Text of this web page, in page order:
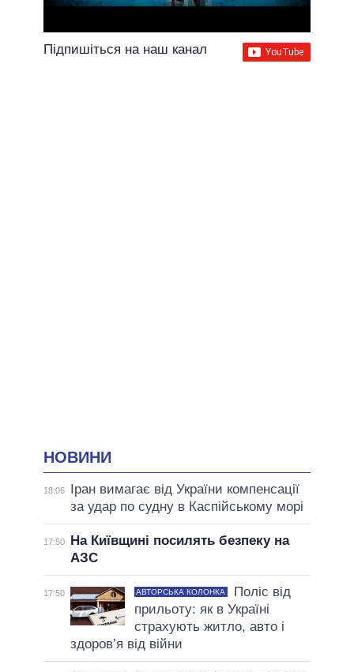
Підпишіться на наш канал
НОВИНИ
18:06
Іран вимагає від України компенсації
за удар по судну в Каспійському морі
17:50
На Київщині посилять безпеку на
АЗС
17:50 АВТОРСЬКА КОЛОНКА
Поліс від
прильоту: як в Україні
страхують житло, авто і
здоров’я від війни